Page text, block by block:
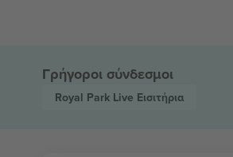
Γρήγοροι σύνδεσμοι
Royal Park Live Εισιτήρια